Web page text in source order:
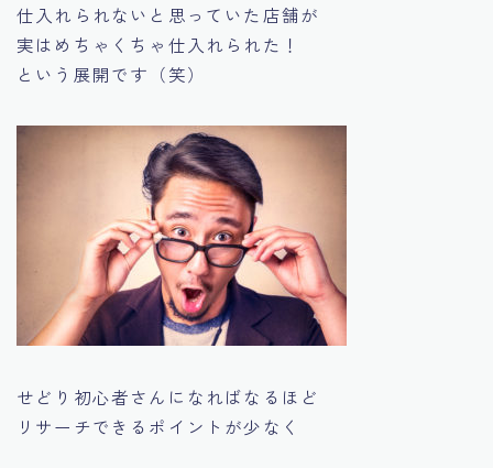
仕入れられないと思っていた店舗が
実はめちゃくちゃ仕入れられた！
という展開です（笑）
せどり初心者さんになればなるほど
リサーチできるポイントが少なく